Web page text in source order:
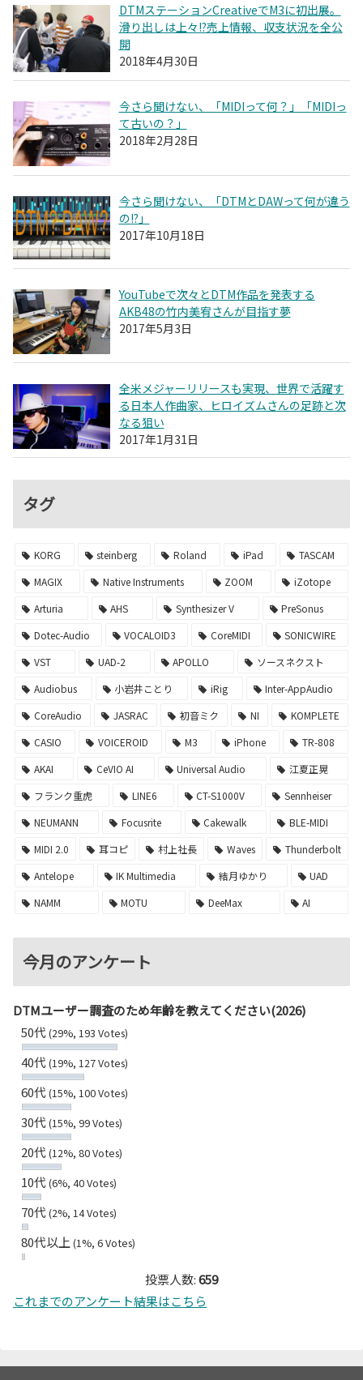
DTMステーションCreativeでM3に初出展。
滑り出しは上々!?売上情報、収支状況を全公
開
2018年4月30日
今さら聞けない、「MIDIって何？」「MIDIっ
て古いの？」
2018年2月28日
今さら聞けない、「DTMとDAWって何が違う
の!?」
2017年10月18日
YouTubeで次々とDTM作品を発表する
AKB48の竹内美宥さんが目指す夢
2017年5月3日
全米メジャーリリースも実現、世界で活躍す
る日本人作曲家、ヒロイズムさんの足跡と次
なる狙い
2017年1月31日
タグ
KORG steinberg Roland iPad
TASCAM
MAGIX
Native Instruments ZOOM
iZotope
Arturia
AHS Synthesizer V
PreSonus
Dotec-Audio
VOCALOID3 CoreMIDI
SONICWIRE
VST
UAD-2 APOLLO
ソースネクスト
Audiobus
小岩井ことり iRig
Inter-AppAudio
CoreAudio
JASRAC 初音ミク NI
KOMPLETE
CASIO
VOICEROID M3 iPhone
TR-808
AKAI
CeVIO AI Universal Audio
江夏正晃
フランク重虎
LINE6 CT-S1000V
Sennheiser
NEUMANN
Focusrite Cakewalk
BLE-MIDI
MIDI 2.0
耳コピ 村上社長 Waves
Thunderbolt
Antelope
IK Multimedia 結月ゆかり
UAD
NAMM
MOTU DeeMax AI
今月のアンケート
DTMユーザー調査のため年齢を教えてください(2026)
50代(29%, 193 Votes)
40代(19%, 127 Votes)
60代(15%, 100 Votes)
30代(15%, 99 Votes)
20代(12%, 80 Votes)
10代(6%, 40 Votes)
70代(2%, 14 Votes)
80代以上 (1%, 6 Votes)
投票人数:659
これまでのアンケート結果はこちら